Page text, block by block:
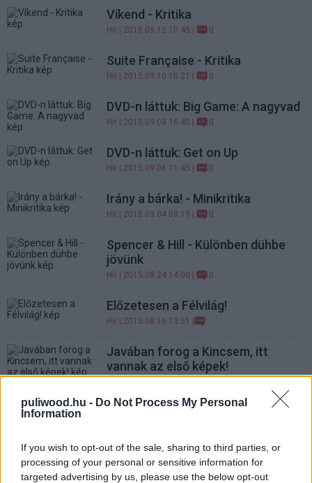
puliwood.hu - Do Not Process My Personal
Information
If you wish to opt-out of the sale, sharing to third parties, or
processing of your personal or sensitive information for
targeted advertising by us, please use the below opt-out
Víkend - Kritika
Hír | 2015.09.12 10:45 | 0
Suite Française - Kritika
Hír | 2015.09.10 10:21 | 0
DVD-n láttuk: Big Game: A nagyvad
Hír | 2015.09.08 16:40 | 0
DVD-n láttuk: Get on Up
Hír | 2015.09.06 11:45 | 0
Irány a bárka! - Minikritika
Hír | 2015.09.04 09:19 | 0
Spencer & Hill - Különben dühbe
jövünk
Hír | 2015.08.24 14:00 | 0
Előzetesen a Félvilág!
Hír | 2015.08.16 13:51 |
Javában forog a Kincsem, itt
vannak az első képek!
Akihez beszél a föld - Kritika
Gryllus Dorka az erdőben, avagy a
Víkend végre trailert kapott